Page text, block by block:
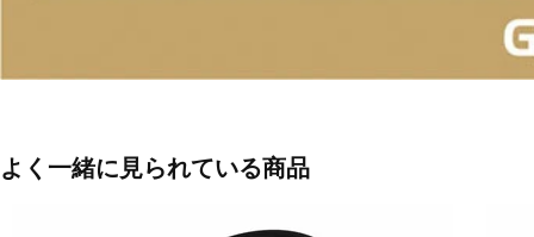
よく一緒に見られている商品